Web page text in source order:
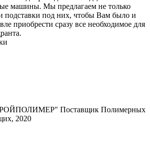
машины. Мы предлагаем не только
подставки под них, чтобы Вам было и
приобрести сразу все необходимое для
Поставщик Полимерных
2020